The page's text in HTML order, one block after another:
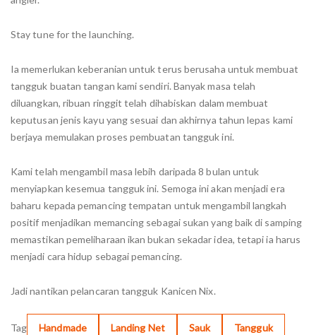
Stay tune for the launching.
Ia memerlukan keberanian untuk terus berusaha untuk membuat
tangguk buatan tangan kami sendiri. Banyak masa telah
diluangkan, ribuan ringgit telah dihabiskan dalam membuat
keputusan jenis kayu yang sesuai dan akhirnya tahun lepas kami
berjaya memulakan proses pembuatan tangguk ini.
Kami telah mengambil masa lebih daripada 8 bulan untuk
menyiapkan kesemua tangguk ini. Semoga ini akan menjadi era
baharu kepada pemancing tempatan untuk mengambil langkah
positif menjadikan memancing sebagai sukan yang baik di samping
memastikan pemeliharaan ikan bukan sekadar idea, tetapi ia harus
menjadi cara hidup sebagai pemancing.
Jadi nantikan pelancaran tangguk Kanicen Nix.
Tag Handmade Landing Net Sauk Tangguk